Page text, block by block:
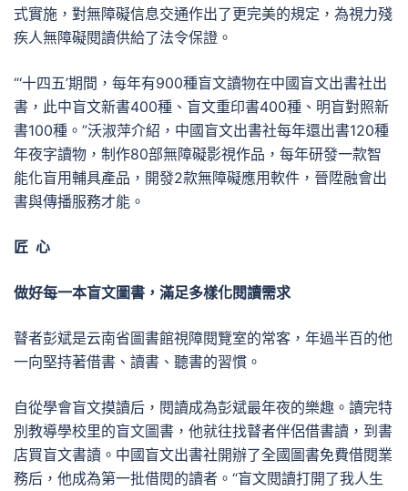
式實施，對無障礙信息交通作出了更完美的規定，為視力殘
疾人無障礙閱讀供給了法令保證。
“‘十四五’期間，每年有900種盲文讀物在中國盲文出書社出
書，此中盲文新書400種、盲文重印書400種、明盲對照新
書100種。”沃淑萍介紹，中國盲文出書社每年還出書120種
年夜字讀物，制作80部無障礙影視作品，每年研發一款智
能化盲用輔具產品，開發2款無障礙應用軟件，晉陞融會出
書與傳播服務才能。
匠 心
做好每一本盲文圖書，滿足多樣化閱讀需求
瞽者彭斌是云南省圖書館視障閱覽室的常客，年過半百的他
一向堅持著借書、讀書、聽書的習慣。
自從學會盲文摸讀后，閱讀成為彭斌最年夜的樂趣。讀完特
別教導學校里的盲文圖書，他就往找瞽者伴侶借書讀，到書
店買盲文書讀。中國盲文出書社開辦了全國圖書免費借閱業
務后，他成為第一批借閱的讀者。“盲文閱讀打開了我人生